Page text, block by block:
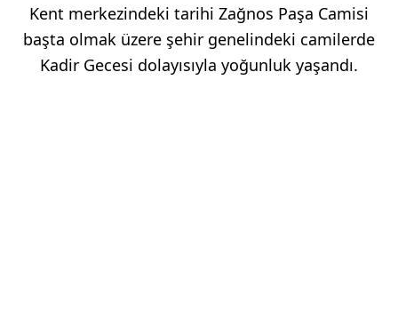
Kent merkezindeki tarihi Zağnos Paşa Camisi
başta olmak üzere şehir genelindeki camilerde
Kadir Gecesi dolayısıyla yoğunluk yaşandı.